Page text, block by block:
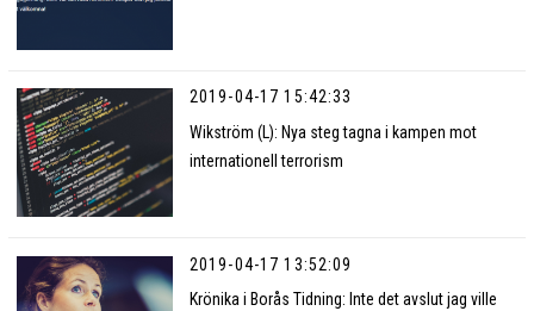
2019-04-17 15:42:33
Wikström (L): Nya steg tagna i kampen mot
internationell terrorism
2019-04-17 13:52:09
Krönika i Borås Tidning: Inte det avslut jag ville